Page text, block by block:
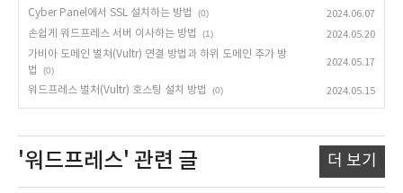
Cyber Panel에서 SSL 설치하는 방법 (0)
2024.06.07
손쉽게 워드프레스 서버 이사하는 방법
(1)
2024.05.20
가비아 도메인 벌쳐(Vultr) 연결 방법과 하위 도메인 추가 방
법
(0)
2024.05.17
워드프레스 벌처(Vultr) 호스팅 설치 방법 (0) 2024.05.15
'워드프레스' 관련 글 더 보기